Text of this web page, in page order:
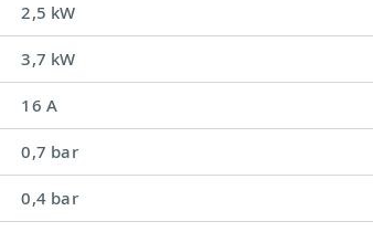
2,5 kW
3,7 kW
16 A
0,7 bar
0,4 bar